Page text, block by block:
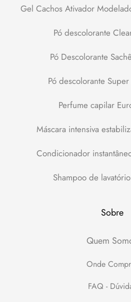
Gel Cachos Ativador
Pó descolorante
Pó Descolorante
Pó descolorante
Perfume capilar
Máscara intensiva
Condicionador
Shampoo de
Sobre
Quem
Onde
FAQ -